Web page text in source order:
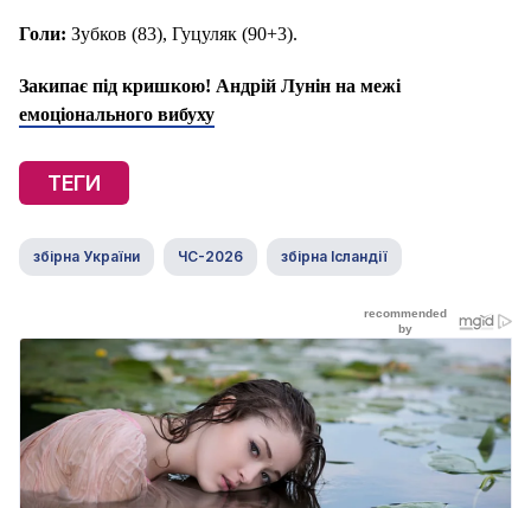
Голи: Зубков (83), Гуцуляк (90+3).
Закипає під кришкою! Андрій Лунін на межі
емоціонального вибуху
ТЕГИ
збірна України ЧС-2026 збірна Ісландії